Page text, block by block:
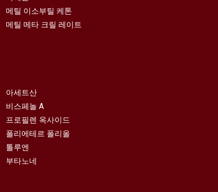
메틸 이소부틸 케톤
메틸 메타 크릴 레이트
아세트산
비스페놀 A
프로필렌 옥사이드
폴리에테르 폴리올
톨루엔
부타노네